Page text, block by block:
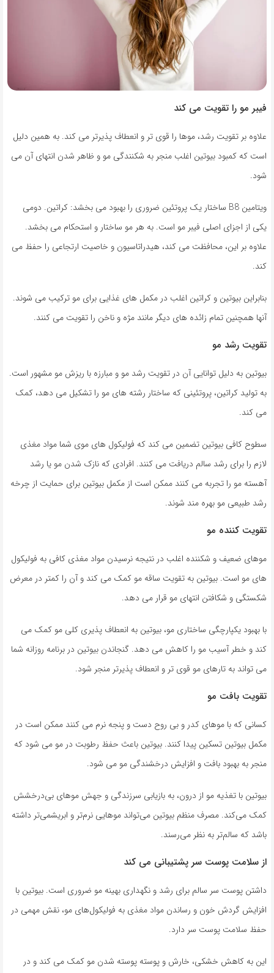
فیبر مو را تقویت می کند
علاوه بر تقویت رشد، موها را قوی تر و انعطاف پذیرتر می کند. به همین دلیل
است که کمبود بیوتین اغلب منجر به شکنندگی مو و ظاهر شدن انتهای آن می
شود.
ویتامین B8 ساختار یک پروتئین ضروری را بهبود می بخشد: کراتین. دومی
یکی از اجزای اصلی فیبر مو است. به هر مو ساختار و استحکام می بخشد.
علاوه بر این، محافظت می کند، هیدراتاسیون و خاصیت ارتجاعی را حفظ می
کند.
بنابراین بیوتین و کراتین اغلب در مکمل های غذایی برای مو ترکیب می شوند.
آنها همچنین تمام زائده های دیگر مانند مژه و ناخن را تقویت می کنند.
تقویت رشد مو
بیوتین به دلیل توانایی آن در تقویت رشد مو و مبارزه با ریزش مو مشهور است.
به تولید کراتین، پروتئینی که ساختار رشته های مو را تشکیل می دهد، کمک
می کند.
سطوح کافی بیوتین تضمین می کند که فولیکول های موی شما مواد مغذی
لازم را برای رشد سالم دریافت می کنند. افرادی که نازک شدن مو یا رشد
آهسته مو را تجربه می کنند ممکن است از مکمل بیوتین برای حمایت از چرخه
رشد طبیعی مو بهره مند شوند.
تقویت کننده مو
موهای ضعیف و شکننده اغلب در نتیجه نرسیدن مواد مغذی کافی به فولیکول
های مو است. بیوتین به تقویت ساقه مو کمک می کند و آن را کمتر در معرض
شکستگی و شکافتن انتهای مو قرار می دهد.
با بهبود یکپارچگی ساختاری مو، بیوتین به انعطاف پذیری کلی مو کمک می
کند و خطر آسیب مو را کاهش می دهد. گنجاندن بیوتین در برنامه روزانه شما
می تواند به تارهای مو قوی تر و انعطاف پذیرتر منجر شود.
تقویت بافت مو
کسانی که با موهای کدر و بی روح دست و پنجه نرم می کنند ممکن است در
مکمل بیوتین تسکین پیدا کنند. بیوتین باعث حفظ رطوبت در مو می شود که
منجر به بهبود بافت و افزایش درخشندگی مو می شود.
بیوتین با تغذیه مو از درون، به بازیابی سرزندگی و جهش موهای بی‌درخشش
کمک می‌کند. مصرف منظم بیوتین می‌تواند موهایی نرم‌تر و ابریشمی‌تر داشته
باشد که سالم‌تر به نظر می‌رسند.
از سلامت پوست سر پشتیبانی می کند
داشتن پوست سر سالم برای رشد و نگهداری بهینه مو ضروری است. بیوتین با
افزایش گردش خون و رساندن مواد مغذی به فولیکول‌های مو، نقش مهمی در
حفظ سلامت پوست سر دارد.
این به کاهش خشکی، خارش و پوسته پوسته شدن مو کمک می کند و در